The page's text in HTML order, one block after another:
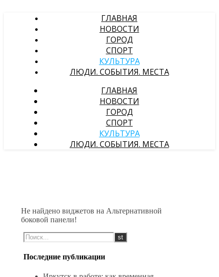
ГЛАВНАЯ
НОВОСТИ
ГОРОД
СПОРТ
КУЛЬТУРА
ЛЮДИ. СОБЫТИЯ. МЕСТА
ГЛАВНАЯ
НОВОСТИ
ГОРОД
СПОРТ
КУЛЬТУРА
ЛЮДИ. СОБЫТИЯ. МЕСТА
Не найдено виджетов на Альтернативной
боковой панели!
Последние публикации